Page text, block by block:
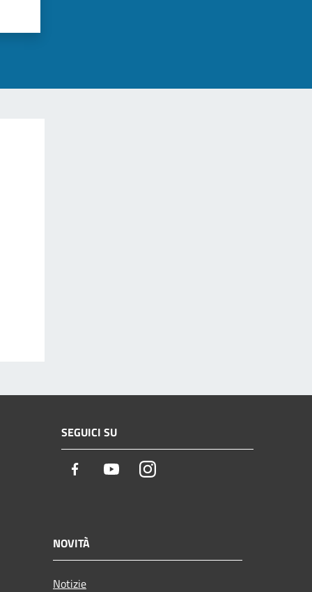
SEGUICI SU
Facebook YoutubeInstagram
NOVITÀ
Notizie